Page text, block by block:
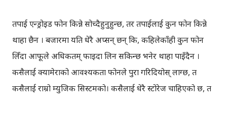
तपाई एन्ड्रोइड फोन किन्ने सोच्दैहुनुहुन्छ, तर तपाईलाई कुन फोन किन्ने
थाहा छैन । बजारमा यति धेरै अप्सन् छन् कि, कहिलेकाँही कुन फोन
लिँदा आफूले अधिकतम् फाइदा लिन सकिन्छ भनेर थाहा पाइँदैन ।
कसैलाई क्यामेराको आवश्यकता फोनले पुरा गरिदियोस् लाग्छ, त
कसैलाई राम्रो म्युजिक सिस्टमको। कसैलाई धेरै स्टोरेज चाहिएको छ, त